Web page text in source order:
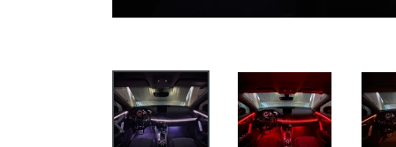
SLIDE